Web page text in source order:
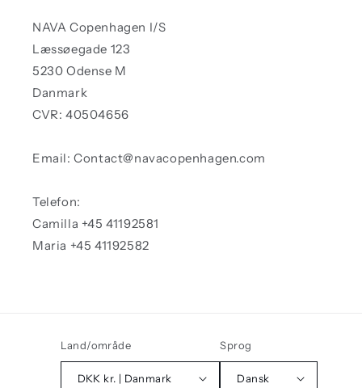
NAVA Copenhagen I/S
Læssøegade 123
5230 Odense M
Danmark
CVR: 40504656
Email: Contact@navacopenhagen.com
Telefon:
Camilla +45 41192581
Maria +45 41192582
Land/område
DKK kr. | Danmark
Sprog
Dansk